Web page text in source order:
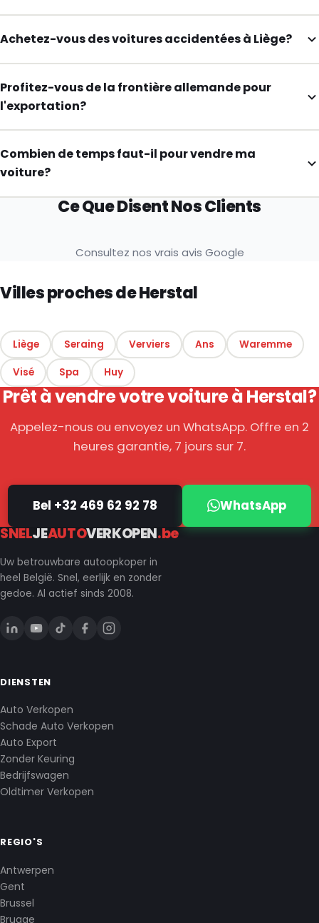
Achetez-vous des voitures accidentées à Liège?
Profitez-vous de la frontière allemande pour
l'exportation?
Combien de temps faut-il pour vendre ma
voiture?
Ce Que Disent Nos Clients
Consultez nos vrais avis Google
Villes proches de Herstal
Liège Seraing Verviers Ans Waremme
Visé Spa Huy
Prêt à vendre votre voiture à Herstal?
Appelez-nous ou envoyez un WhatsApp. Offre en 2
heures garantie, 7 jours sur 7.
Bel +32 469 62 92 78 WhatsApp
SNELJEAUTOVERKOPEN.be
Uw betrouwbare autoopkoper in
heel België. Snel, eerlijk en zonder
gedoe. Al actief sinds 2008.
DIENSTEN
Auto Verkopen
Schade Auto Verkopen
Auto Export
Zonder Keuring
Bedrijfswagen
Oldtimer Verkopen
REGIO'S
Antwerpen
Gent
Brussel
Brugge